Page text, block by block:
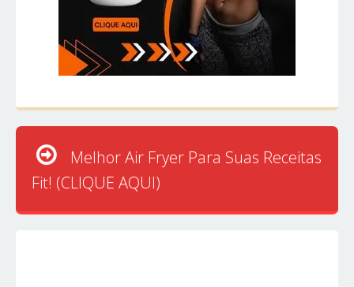
Melhor Air Fryer Para Suas Receitas
Fit! (CLIQUE AQUI)